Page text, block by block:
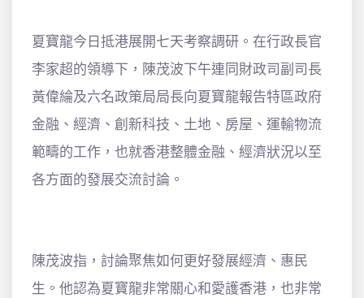
夏寶龍今日抵港展開七天考察調研。在行政長官
李家超的領導下，陳茂波下午連同財政司副司長
黃偉綸及六名政策局局長向夏寶龍報告特區政府
金融、經濟、創新科技、土地、房屋、運輸物流
範疇的工作，也就香港整體金融、經濟狀況以至
各方面的發展交流討論。
陳茂波指，討論聚焦如何更好發展經濟、惠民
生。他認為夏寶龍非常關心和愛護香港，也非常